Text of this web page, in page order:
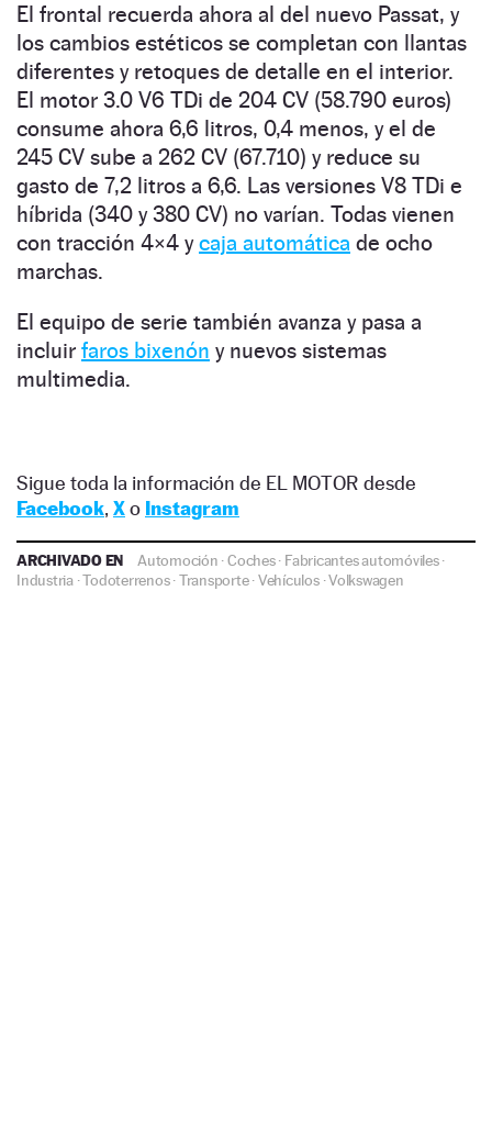
El frontal recuerda ahora al del nuevo Passat, y
los cambios estéticos se completan con llantas
diferentes y retoques de detalle en el interior.
El motor 3.0 V6 TDi de 204 CV (58.790 euros)
consume ahora 6,6 litros, 0,4 menos, y el de
245 CV sube a 262 CV (67.710) y reduce su
gasto de 7,2 litros a 6,6. Las versiones V8 TDi e
híbrida (340 y 380 CV) no varían. Todas vienen
con tracción 4×4 ycaja automática de ocho
marchas.
El equipo de serie también avanza y pasa a
incluir faros bixenón y nuevos sistemas
multimedia.
Sigue toda la información de EL MOTOR desde
Facebook, Xo Instagram
ARCHIVADO EN Automoción ·Coches· Fabricantes automóviles·
Industria·Todoterrenos·Transporte·Vehículos·Volkswagen